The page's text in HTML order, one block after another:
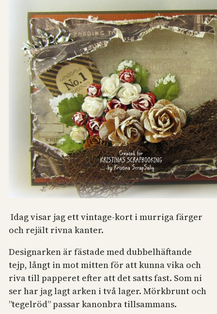
Idag visar jag ett vintage-kort i murriga färger
och rejält rivna kanter.
Designarken är fästade med dubbelhäftande
tejp, långt in mot mitten för att kunna vika och
riva till papperet efter att det satts fast. Som ni
ser har jag lagt arken i två lager. Mörkbrunt och
”tegelröd” passar kanonbra tillsammans.